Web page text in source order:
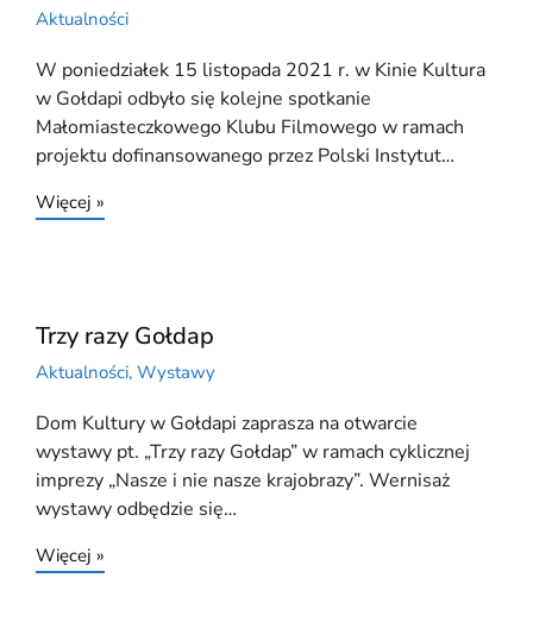
Aktualności
W poniedziałek 15 listopada 2021 r. w Kinie Kultura
w Gołdapi odbyło się kolejne spotkanie
Małomiasteczkowego Klubu Filmowego w ramach
projektu dofinansowanego przez Polski Instytut…
Więcej »
Trzy razy Gołdap
Aktualności, Wystawy
Dom Kultury w Gołdapi zaprasza na otwarcie
wystawy pt. „Trzy razy Gołdap” w ramach cyklicznej
imprezy „Nasze i nie nasze krajobrazy”. Wernisaż
wystawy odbędzie się…
Więcej »